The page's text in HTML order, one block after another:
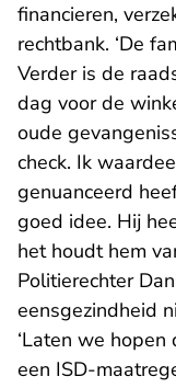
financieren,
rechtbank. ‘De
Verder is de
dag voor de
oude
check. Ik
genuanceerd
goed idee. Hij
het houdt hem
Politierechter
eensgezindheid
‘Laten we
een ISD-